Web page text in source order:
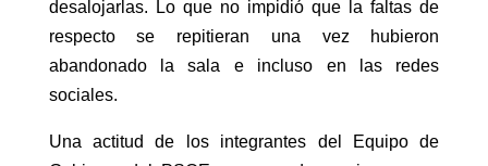
desalojarlas. Lo que no impidió que la faltas de
respecto se repitieran una vez hubieron
abandonado la sala e incluso en las redes
sociales.
Una actitud de los integrantes del Equipo de